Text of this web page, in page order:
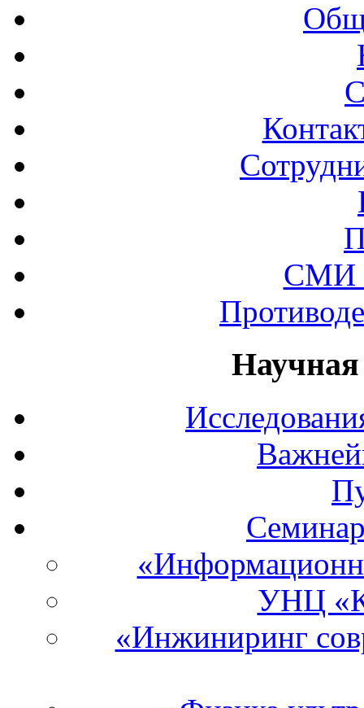
СМИ
Научная
УНЦ
«Инжиниринг